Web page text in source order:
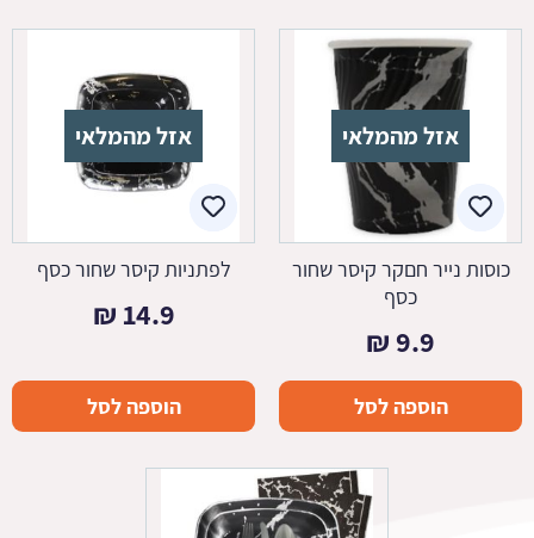
אזל מהמלאי
כוסות נייר חםקר קיסר שחור
כסף
9.9
₪
הוספה לסל
אזל מהמלאי
לפתניות קיסר שחור כסף
14.9
₪
הוספה לסל